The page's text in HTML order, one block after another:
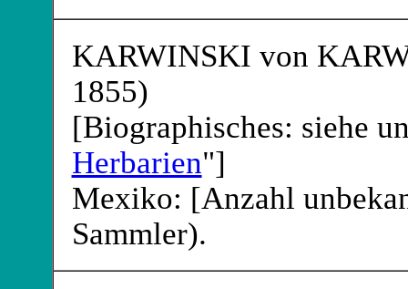
KARWINSKI von
1855)
[Biographisches: siehe
Herbarien"]
Mexiko: [Anzahl
Sammler).